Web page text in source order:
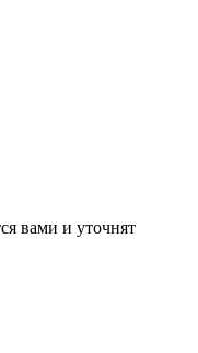
вами и уточнят